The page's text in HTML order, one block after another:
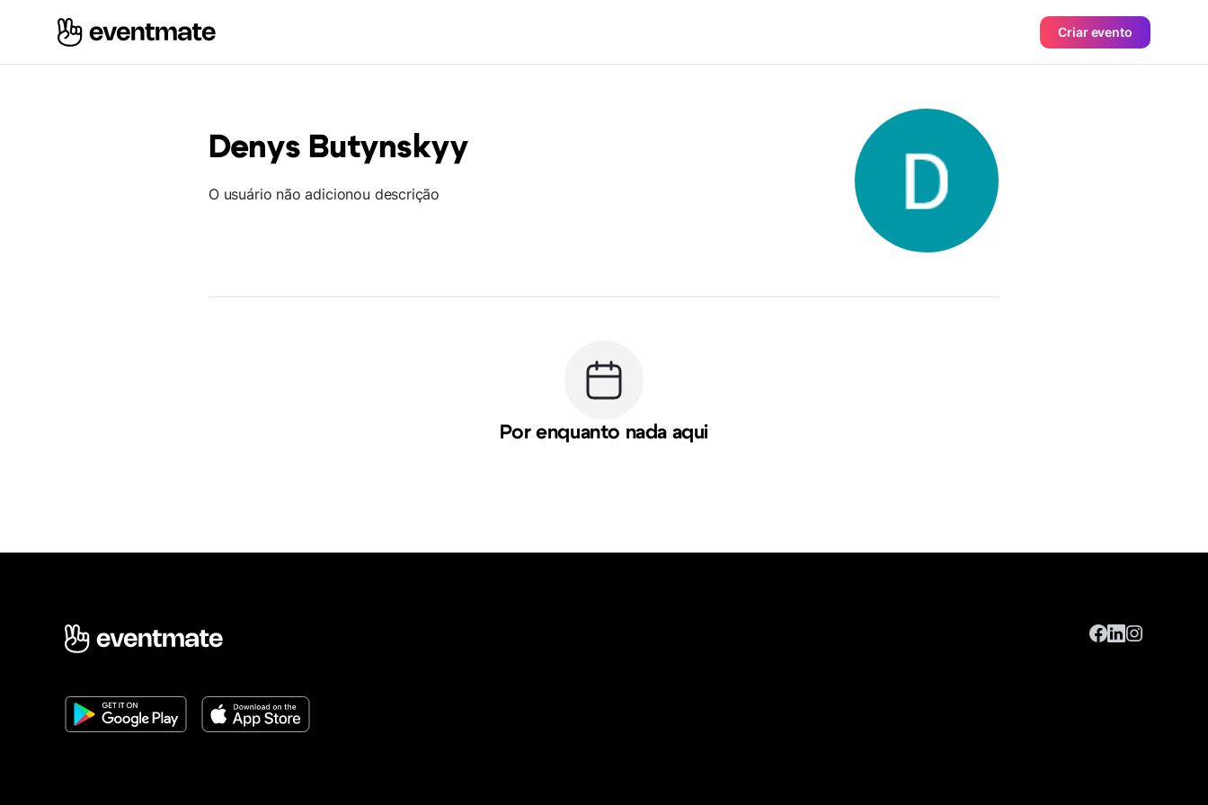
Criar evento
Denys Butynskyy
O usuário não adicionou descrição
Por enquanto nada aqui